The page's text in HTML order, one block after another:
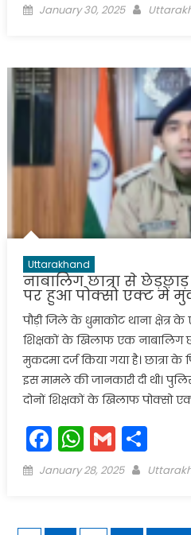
Posted
January 30, 2025 Author
Uttarakhand
नाबालिग छात्रा से
पर हुआ पोक्सो एक्ट में
पौड़ी जिले के धुमाकोट थाना क्षेत्र
शिक्षकों के खिलाफ एक नाबालिग
मुकदमा दर्ज किया गया है। छात्रा
इस मामले की जानकारी दी थी।
दोनों शिक्षकों के खिलाफ पोक्सो
Facebook
Gmail
Posted
January 28, 2025 Author